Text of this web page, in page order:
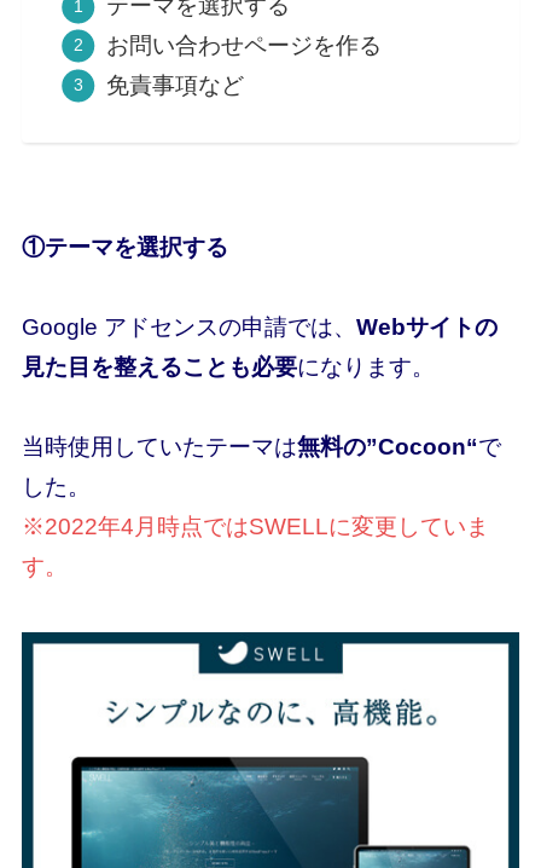
テーマを選択する
お問い合わせページを作る
免責事項など
①テーマを選択する
Google アドセンスの申請では、 Webサイトの
見た目を整えることも必要になります。
当時使用していたテーマは無料の”Cocoon“で
した。
※2022年4月時点ではSWELLに変更していま
す。